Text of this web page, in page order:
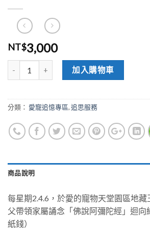
NT$3,000
加入購物車
分類： 愛寵追憶專區,追思服務
商品說明
每星期2.4.6，於愛的寵物天堂園區地
父帶領家屬誦念「佛說阿彌陀經」迴向
紙錢）